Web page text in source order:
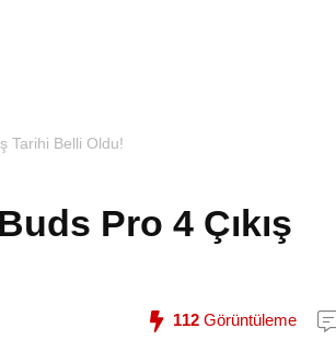
Tarihi Belli Oldu!
Pro 4 Çıkış
112 Görüntüleme